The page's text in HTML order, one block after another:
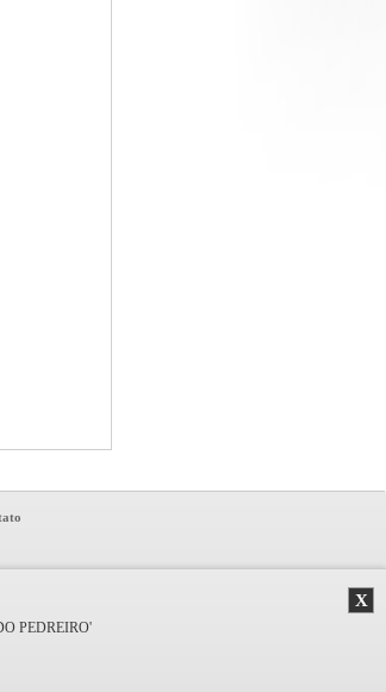
X
PEDREIRO'